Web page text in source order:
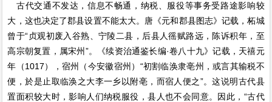
古代交通不发达，信息不畅通，纳税、服役等事务受路途影响较
大，这也决定了郡县设置不能太大。唐《元和郡县图志》记载，柘城
曾于“贞观初废入谷熟、宁陵二县，后县人徭赋路远，陈诉积年，至
高宗朝复置，属宋州”。《续资治通鉴长编·卷八十九》记载，天禧元
年（1017），宿州（今安徽宿州）“初割临涣隶亳州，或言其输税不
便，於是止取临涣之大李一乡以附亳，而宿人便之”。这说明古代县
置面积较大时，影响人们纳税服役，县人也不会同意。因此，“古代